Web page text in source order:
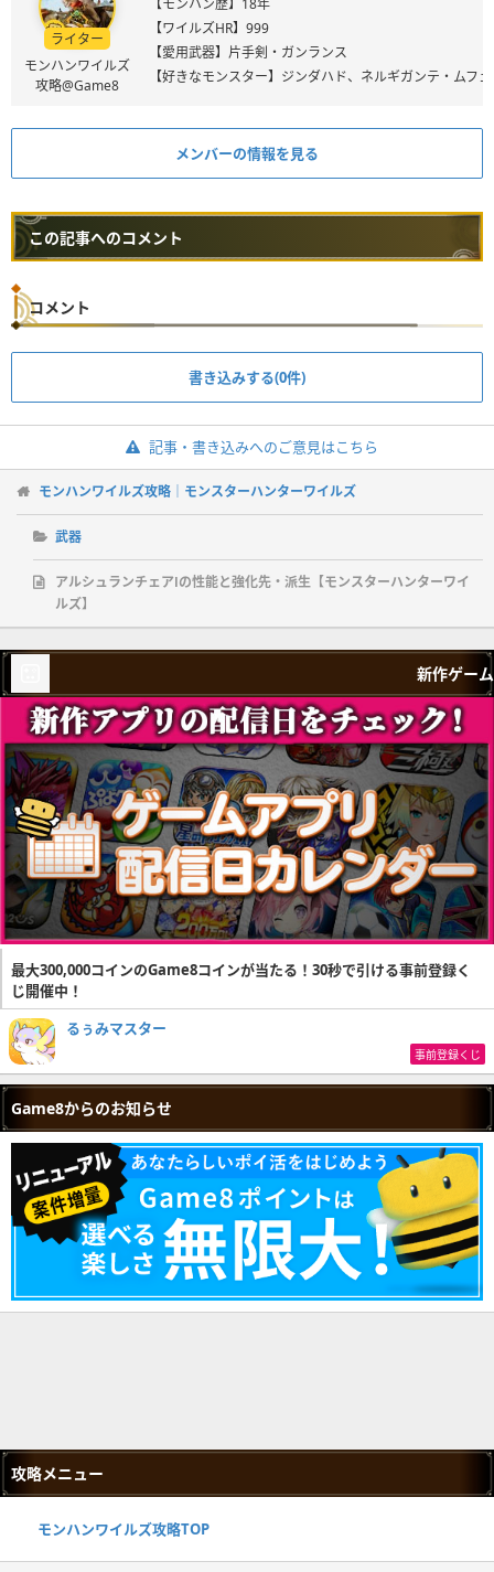
ライター
モンハンワイルズ
攻略@Game8
【モンハン歴】18年
【ワイルズHR】999
【愛用武器】片手剣・ガンランス
【好きなモンスター】ジンダハド、ネルギガンテ・ムフ
メンバーの情報を見る
この記事へのコメント
コメント
書き込みする(0件)
記事・書き込みへのご意見はこちら
モンハンワイルズ攻略｜モンスターハンターワイルズ
武器
アルシュランチェアⅠの性能と強化先・派生【モンスターハンターワイ
ルズ】
新作ゲーム
最大300,000コインのGame8コインが当たる！30秒で引ける事前登録く
じ開催中！
るぅみマスター
事前登録くじ
Game8からのお知らせ
攻略メニュー
モンハンワイルズ攻略TOP